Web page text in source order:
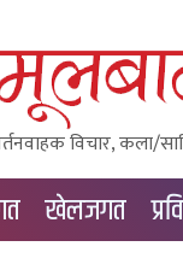
विचार, कला/
खेलजगत